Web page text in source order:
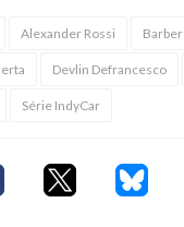
Alexander Rossi
Devlin Defrancesco
Série IndyCar